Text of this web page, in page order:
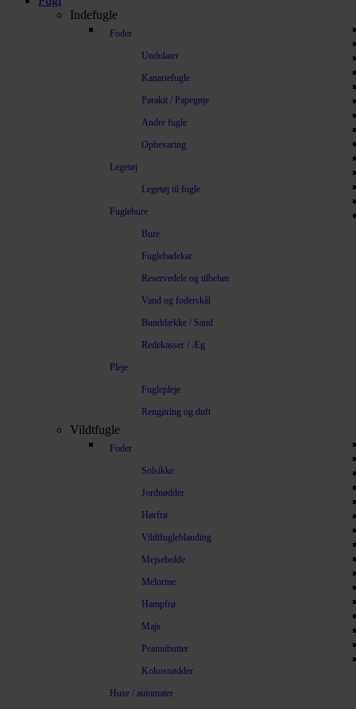
Indefugle
Foder
Undulater
Kanariefugle
Parakit / Papegøje
Andre fugle
Opbevaring
Legetøj
Legetøj til fugle
Fuglebure
Bure
Fuglebadekar
Reservedele og tilbehør
Vand og foderskål
Bunddække / Sand
Redekasser / Æg
Pleje
Fuglepleje
Rengøring og duft
Vildtfugle
Foder
Solsikke
Jordnødder
Hørfrø
Vildtfugleblanding
Mejsebolde
Melorme
Hampfrø
Majs
Peanutbutter
Kokosnødder
Huse / automater